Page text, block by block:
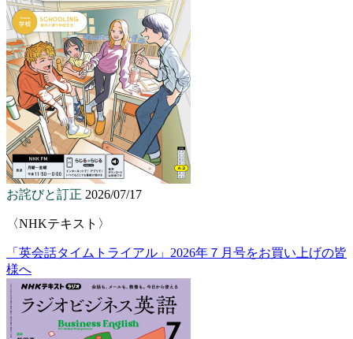
お詫びと訂正 2026/07/17
〈NHKテキスト〉
「英会話タイムトライアル」2026年７月号をお買い上げの皆
様へ